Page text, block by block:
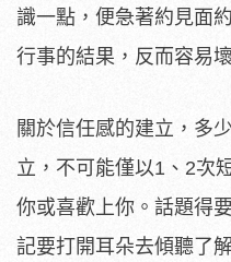
識一點，便急著約見面
行事的結果，反而容易
關於信任感的建立，多
立，不可能僅以1、2次
你或喜歡上你。話題得
記要打開耳朵去傾聽了